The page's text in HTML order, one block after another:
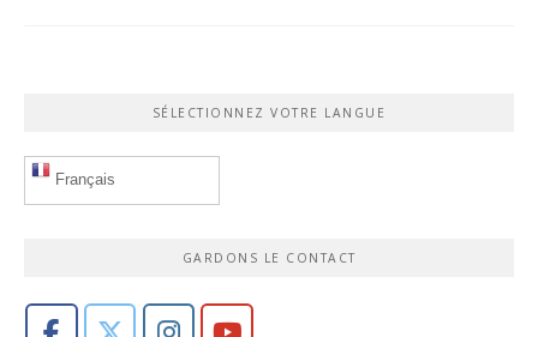
SÉLECTIONNEZ VOTRE LANGUE
Français
GARDONS LE CONTACT